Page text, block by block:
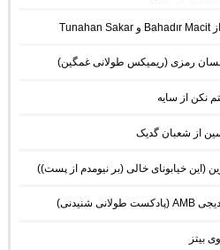
نکن از سایه
از شعبان گدیک
(این خیابونای خالی (بر نیومدم از پست))